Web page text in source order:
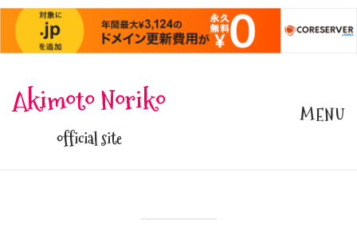
content
Akimoto Noriko
official site
MENU